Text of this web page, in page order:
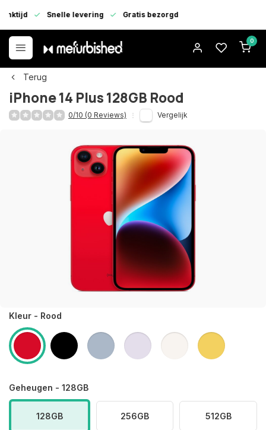
Snelle levering Gratis bezorgd
0
Terug
iPhone 14 Plus 128GB Rood
0/10 (0 Reviews) Vergelijk
Kleur - Rood
Geheugen - 128GB
128GB 256GB 512GB